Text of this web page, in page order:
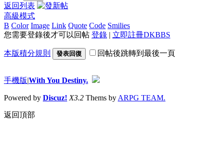
返回列表
高級模式
B Color Image Link Quote Code Smilies
您需要登錄後才可以回帖 登錄 | 立即註冊DKBBS
本版積分規則 發表回復 回帖後跳轉到最後一頁
手機版|With You Destiny.
Powered by Discuz! X3.2 Thems by ARPG TEAM.
返回頂部